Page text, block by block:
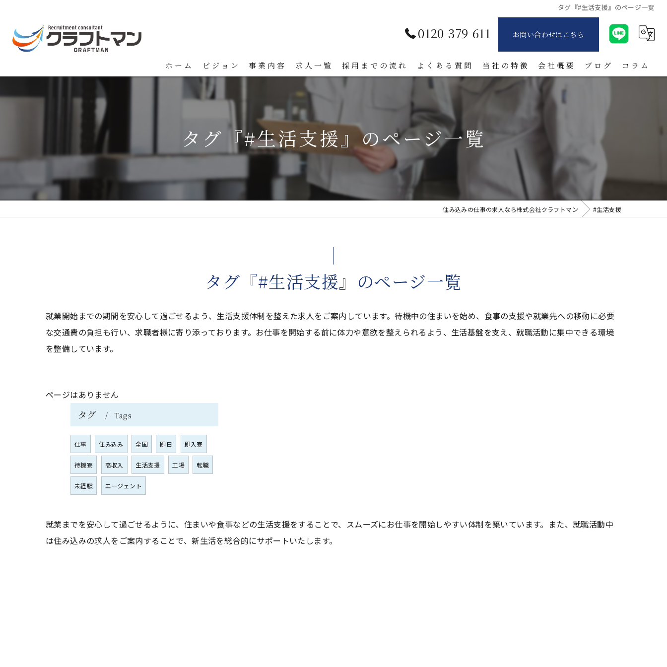
タグ『#生活支援』のページ一覧
0120-379-611 お問い合わせはこちら
ホーム ビジョン 事業内容 求人一覧 採用までの流れ よくある質問 当社の特徴
紹介
会社概要 ブログ コラム
タグ『#生活支援』のページ一覧
住み込みの仕事の求人なら株式会社クラフトマン #生活支援
タグ『#生活支援』のページ一覧
就業開始までの期間を安心して過ごせるよう、生活支援体制を整えた求人をご案内しています。待機中の住まいを始め、食事の支援や就業先への移動に必要
な交通費の負担も行い、求職者様に寄り添っております。お仕事を開始する前に体力や意欲を整えられるよう、生活基盤を支え、就職活動に集中できる環境
を整備しています。
ページはありません
タグ Tags
仕事 住み込み 全国 即日 即入寮
待機寮 高収入 生活支援 工場 転職
未経験 エージェント
就業までを安心して過ごせるように、住まいや食事などの生活支援をすることで、スムーズにお仕事を開始しやすい体制を築いています。また、就職活動中
は住み込みの求人をご案内することで、新生活を総合的にサポートいたします。